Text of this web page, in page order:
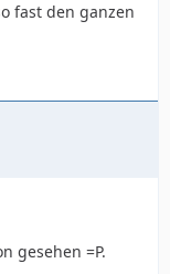
fast den ganzen
gesehen =P.